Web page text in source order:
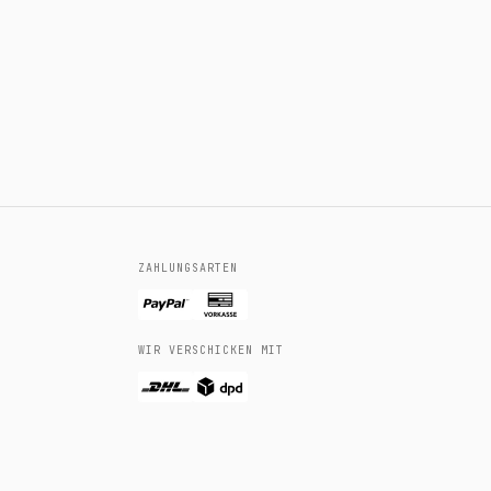
ZAHLUNGSARTEN
WIR VERSCHICKEN MIT